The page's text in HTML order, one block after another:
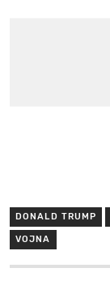
DONALD TRUMP
VOJNA